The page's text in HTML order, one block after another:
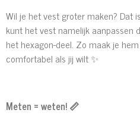
Wil je het vest groter maken? Dat
kunt het vest namelijk aanpassen
het hexagon-deel. Zo maak je
comfortabel als jij wilt ✨
Meten = weten!📏